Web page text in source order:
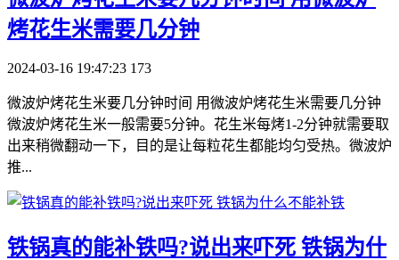
烤花生米需要几分钟
2024-03-16 19:47:23 173
微波炉烤花生米要几分钟时间 用微波炉烤花生米需要几分钟
微波炉烤花生米一般需要5分钟。花生米每烤1-2分钟就需要取
出来稍微翻动一下，目的是让每粒花生都能均匀受热。微波炉
推...
​铁锅真的能补铁吗?说出来吓死 铁锅为什